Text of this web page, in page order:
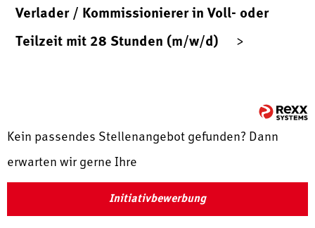
Verlader / Kommissionierer in Voll- oder
Teilzeit mit 28 Stunden (m/w/d)
Kein passendes Stellenangebot gefunden? Dann
erwarten wir gerne Ihre
Initiativbewerbung